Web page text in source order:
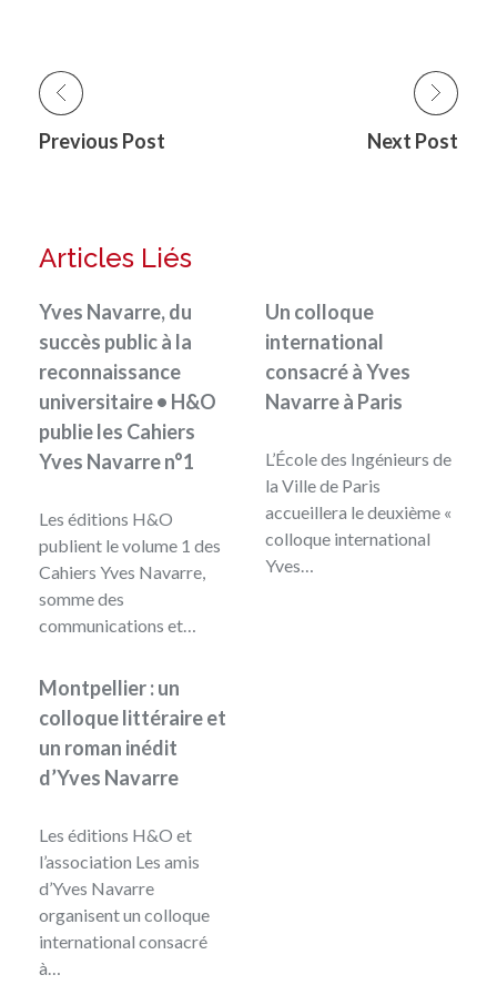
Previous Post Next Post
Articles Liés
Yves Navarre, du
succès public à la
reconnaissance
universitaire • H&O
publie les Cahiers
Yves Navarre n°1
Les éditions H&O
publient le volume 1 des
Cahiers Yves Navarre,
somme des
communications et…
Un colloque
international
consacré à Yves
Navarre à Paris
L’École des Ingénieurs de
la Ville de Paris
accueillera le deuxième «
colloque international
Yves…
Montpellier : un
colloque littéraire et
un roman inédit
d’Yves Navarre
Les éditions H&O et
l’association Les amis
d’Yves Navarre
organisent un colloque
international consacré
à…